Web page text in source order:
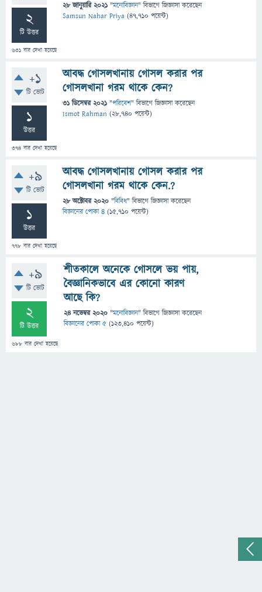
2
টি উত্তর
631 বার দেখা হয়েছে
28 জানুয়ারি 2021 "মনোবিজ্ঞান" বিভাগে জিজ্ঞাসাকরেছেন
Samsun Nahar Priya (47,710 পয়েন্ট)
+1
টি ভোট
1
উত্তর
374 বার দেখা হয়েছে
আবদ্ধ গোসলখানায় গোসল করার পর
গোসলখানা গরম থাকে কেন?
31 ডিসেম্বর 2021 "পরিবেশ" বিভাগে জিজ্ঞাসাকরেছেন
Ismot Rahman (28,740 পয়েন্ট)
+9
টি ভোট
1
উত্তর
778 বার দেখা হয়েছে
আবদ্ধ গোসলখানায় গোসল করার পর
গোসলখানা গরম থাকে কেন.?
28 অক্টোবর 2020 "বিবিধ" বিভাগে জিজ্ঞাসাকরেছেন
বিজ্ঞানের পোকা ৪ (15,710 পয়েন্ট)
+9
টি ভোট
2
টি উত্তর
688 বার দেখা হয়েছে
শীতকালে অনেকে গোসলে ভয় পায়,
বৈজ্ঞানিকভাবে এর কোনো কারণ
আছে কি?
24 নভেম্বর 2020 "মনোবিজ্ঞান" বিভাগে জিজ্ঞাসাকরেছেন
বিজ্ঞানের পোকা ৫ (123,410 পয়েন্ট)